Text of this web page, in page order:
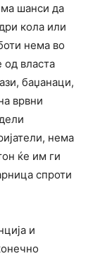
шанси да
кола или
нема во
власта
баџанаци,
врвни
нема
ќе им ги
спроти
и